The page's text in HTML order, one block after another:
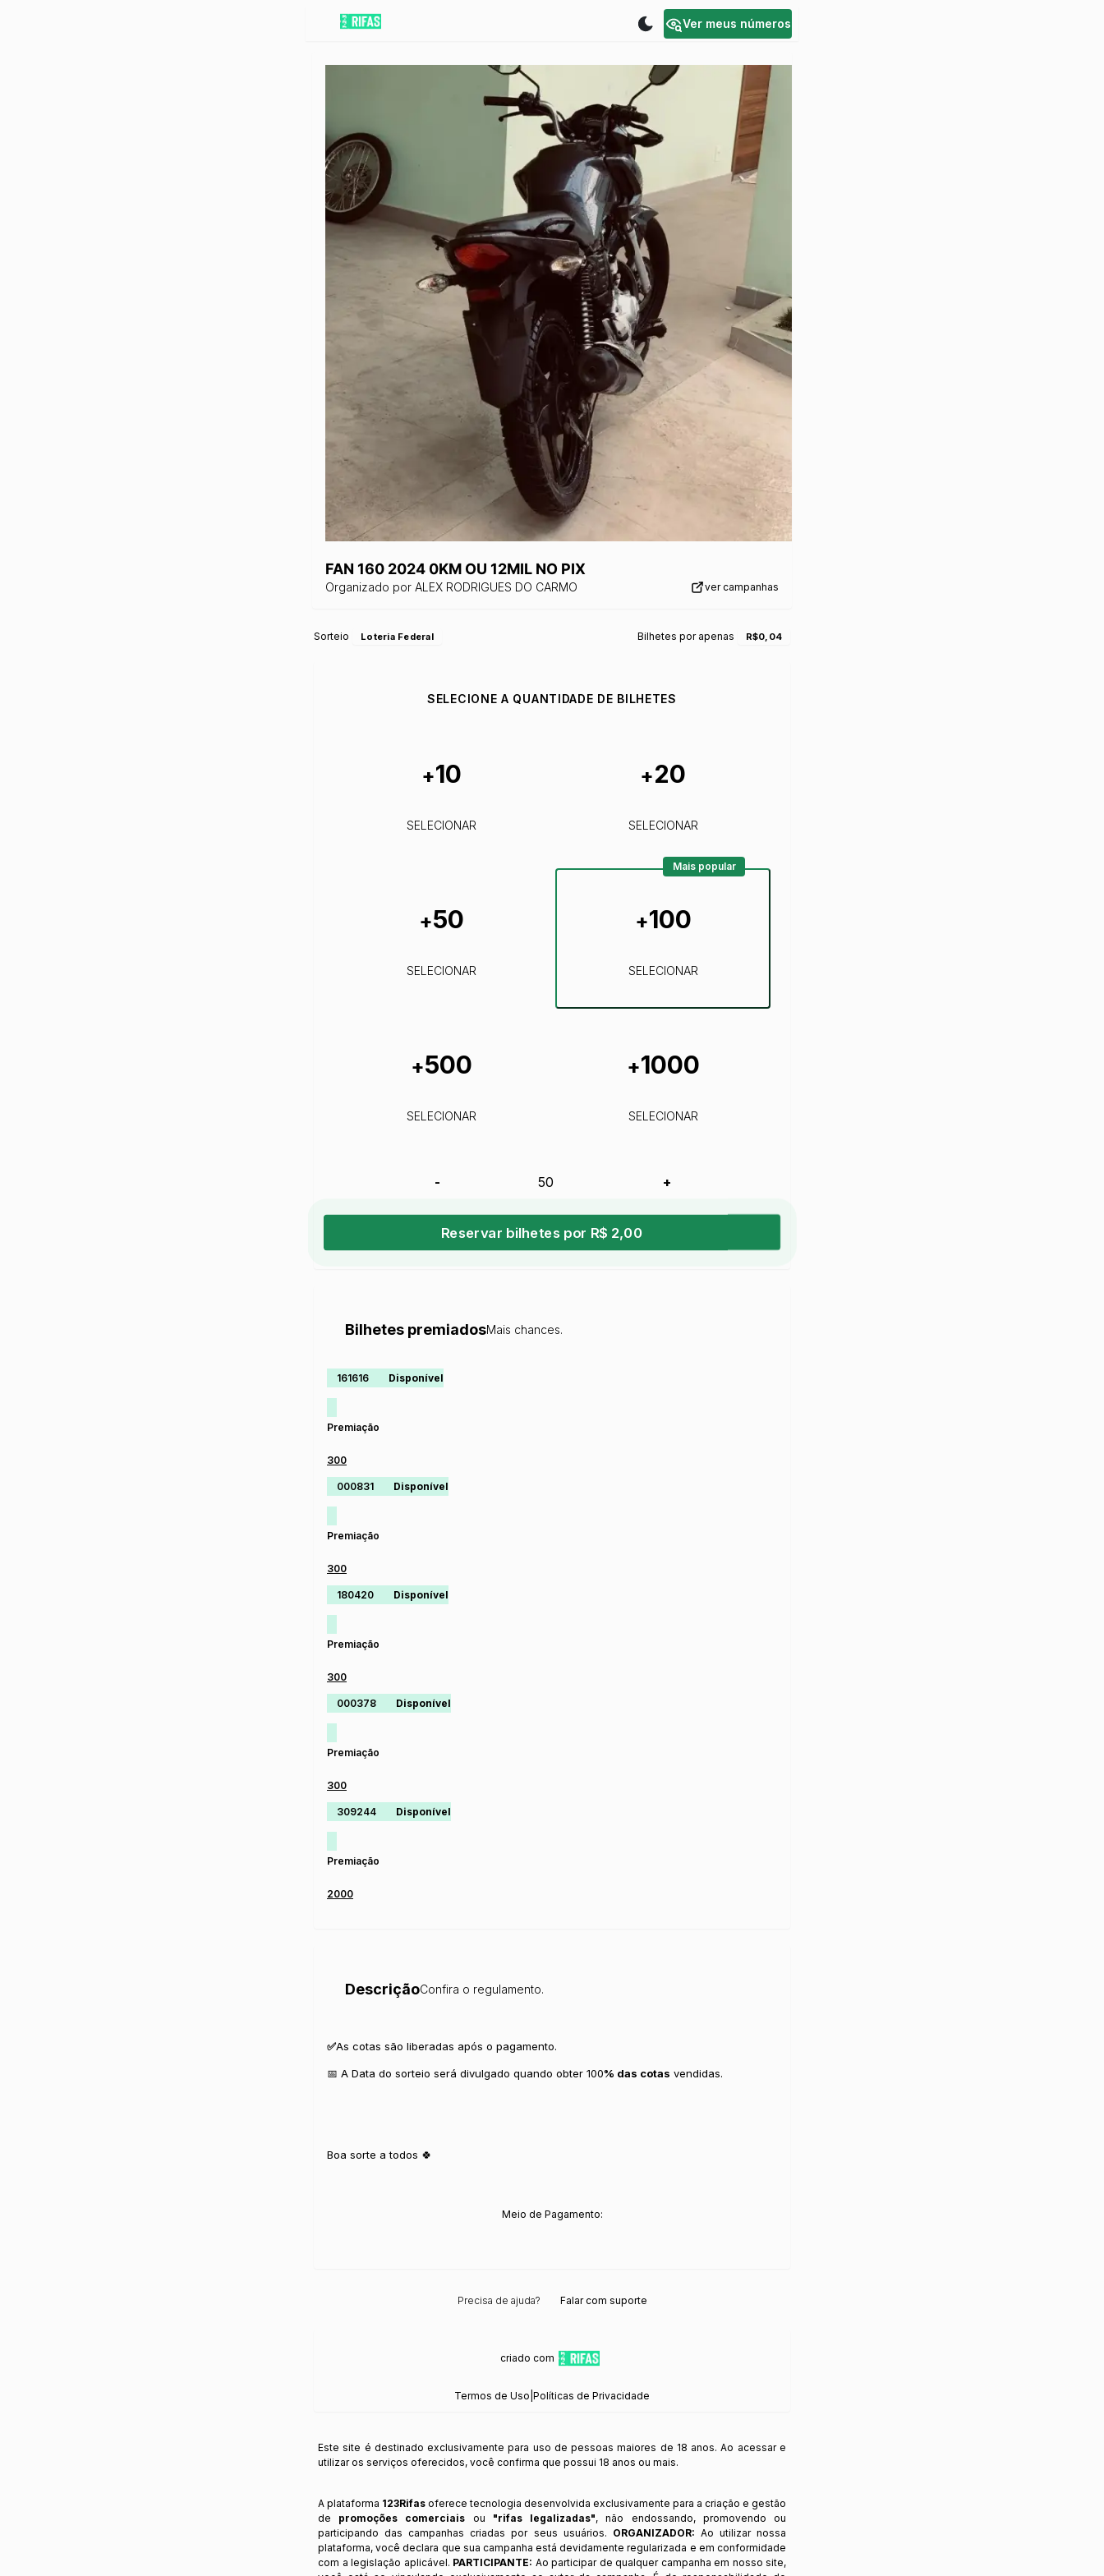
Ver meus números
FAN 160 2024 0KM OU 12MIL NO PIX
Organizado por ALEX RODRIGUES DO CARMO ver campanhas
Sorteio Loteria Federal Bilhetes por apenas R$0,04
SELECIONE A QUANTIDADE DE BILHETES
+10
SELECIONAR
+20
SELECIONAR
+50
SELECIONAR
+100
SELECIONAR
Mais popular
+500
SELECIONAR
+1000
SELECIONAR
- +
Reservar bilhetes por R$ 2,00
Bilhetes premiadosMais chances.
161616 Disponível
Premiação
300
000831 Disponível
Premiação
300
180420 Disponível
Premiação
300
000378 Disponível
Premiação
300
309244 Disponível
Premiação
2000
DescriçãoConfira o regulamento.
✅As cotas são liberadas após o pagamento.
📅 A Data do sorteio será divulgado quando obter 100% das cotas vendidas.
Boa sorte a todos 🍀
Meio de Pagamento:
Precisa de ajuda? Falar com suporte
criado com
Termos de Uso Políticas de Privacidade
Este site é destinado exclusivamente para uso de pessoas maiores de 18 anos. Ao acessar e
utilizar os serviços oferecidos, você confirma que possui 18 anos ou mais.
A plataforma 123Rifas oferece tecnologia desenvolvida exclusivamente para a criação e gestão
de promoções comerciais ou "rifas legalizadas", não endossando, promovendo ou
participando das campanhas criadas por seus usuários. ORGANIZADOR: Ao utilizar nossa
plataforma, você declara que sua campanha está devidamente regularizada e em conformidade
com a legislação aplicável. PARTICIPANTE: Ao participar de qualquer campanha em nosso site,